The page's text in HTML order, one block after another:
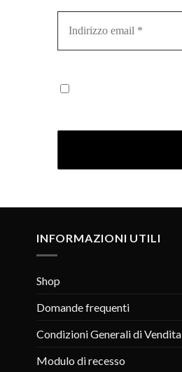
email
INFORMAZIONI UTILI
Shop
Domande frequenti
Condizioni Generali di Vendita
Modulo di recesso